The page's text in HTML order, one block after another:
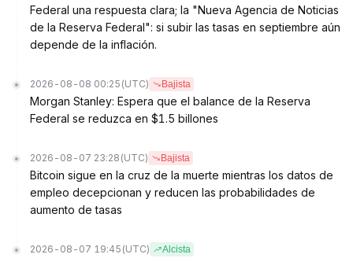
Federal una respuesta clara; la "Nueva Agencia de Noticias
de la Reserva Federal": si subir las tasas en septiembre aún
depende de la inflación.
2026-08-08 00:25 (UTC) Bajista
Morgan Stanley: Espera que el balance de la Reserva
Federal se reduzca en $1.5 billones
2026-08-07 23:28 (UTC) Bajista
Bitcoin sigue en la cruz de la muerte mientras los datos de
empleo decepcionan y reducen las probabilidades de
aumento de tasas
2026-08-07 19:45 (UTC) Alcista